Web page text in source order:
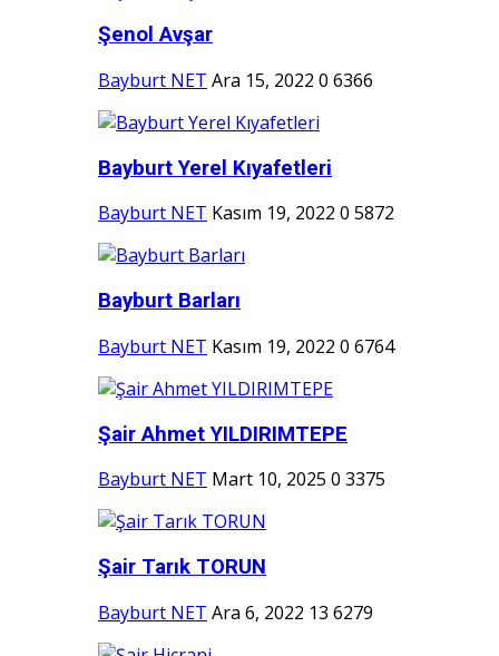
Şenol Avşar
Bayburt NET Ara 15, 2022 0 6366
Bayburt Yerel Kıyafetleri
Bayburt NET Kasım 19, 2022 0 5872
Bayburt Barları
Bayburt NET Kasım 19, 2022 0 6764
Şair Ahmet YILDIRIMTEPE
Bayburt NET Mart 10, 2025 0 3375
Şair Tarık TORUN
Bayburt NET Ara 6, 2022 13 6279